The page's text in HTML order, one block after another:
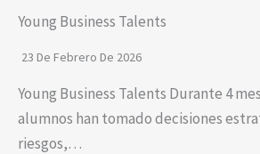
Young Business Talents
23 De Febrero De 2026
Young Business Talents Durante 4
alumnos han tomado decisiones
riesgos,…